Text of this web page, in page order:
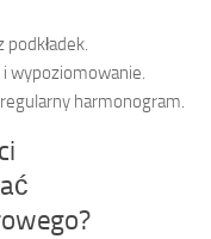
wypoziomowanie.
harmonogram.